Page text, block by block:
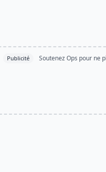
Publicité Soutenez Ops pour ne